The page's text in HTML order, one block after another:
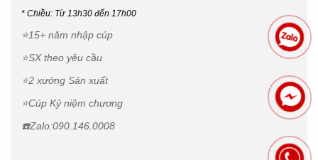
* Chiều: Từ 13h30 đến 17h00
⭐15+ năm nhập cúp
⭐SX theo yêu cầu
⭐2 xưởng Sản xuất
⭐Cúp Kỷ niệm chương
☎️Zalo:090.146.0008